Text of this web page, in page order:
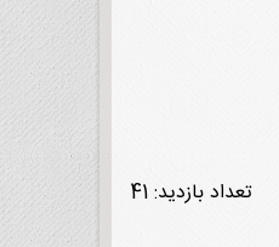
تعداد بازدید: 41